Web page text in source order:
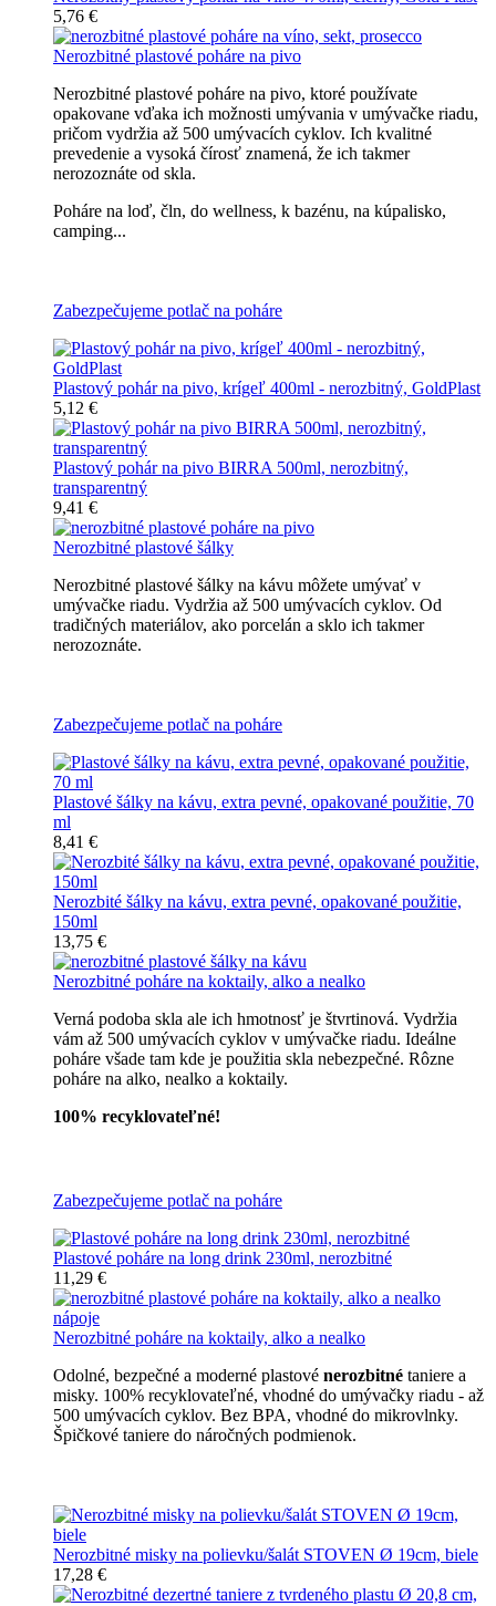
5,76 €
Nerozbitné plastové poháre na pivo
Nerozbitné plastové poháre na pivo, ktoré používate
opakovane vďaka ich možnosti umývania v umývačke riadu,
pričom vydržia až 500 umývacích cyklov. Ich kvalitné
prevedenie a vysoká čírosť znamená, že ich takmer
nerozoznáte od skla.
Poháre na loď, čln, do wellness, k bazénu, na kúpalisko,
camping...
Zabezpečujeme potlač na poháre
Plastový pohár na pivo, krígeľ 400ml - nerozbitný, GoldPlast
5,12 €
Plastový pohár na pivo BIRRA 500ml, nerozbitný,
transparentný
9,41 €
Nerozbitné plastové šálky
Nerozbitné plastové šálky na kávu môžete umývať v
umývačke riadu. Vydržia až 500 umývacích cyklov. Od
tradičných materiálov, ako porcelán a sklo ich takmer
nerozoznáte.
Zabezpečujeme potlač na poháre
Plastové šálky na kávu, extra pevné, opakované použitie, 70
ml
8,41 €
Nerozbité šálky na kávu, extra pevné, opakované použitie,
150ml
13,75 €
Nerozbitné poháre na koktaily, alko a nealko
Verná podoba skla ale ich hmotnosť je štvrtinová. Vydržia
vám až 500 umývacích cyklov v umývačke riadu. Ideálne
poháre všade tam kde je použitia skla nebezpečné. Rôzne
poháre na alko, nealko a koktaily.
100% recyklovateľné!
Zabezpečujeme potlač na poháre
Plastové poháre na long drink 230ml, nerozbitné
11,29 €
Nerozbitné poháre na koktaily, alko a nealko
Odolné, bezpečné a moderné plastové nerozbitné taniere a
misky. 100% recyklovateľné, vhodné do umývačky riadu - až
500 umývacích cyklov. Bez BPA, vhodné do mikrovlnky.
Špičkové taniere do náročných podmienok.
Nerozbitné misky na polievku/šalát STOVEN Ø 19cm, biele
17,28 €